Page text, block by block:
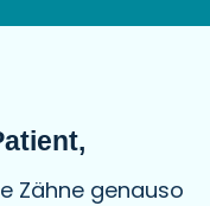
Zähne genauso